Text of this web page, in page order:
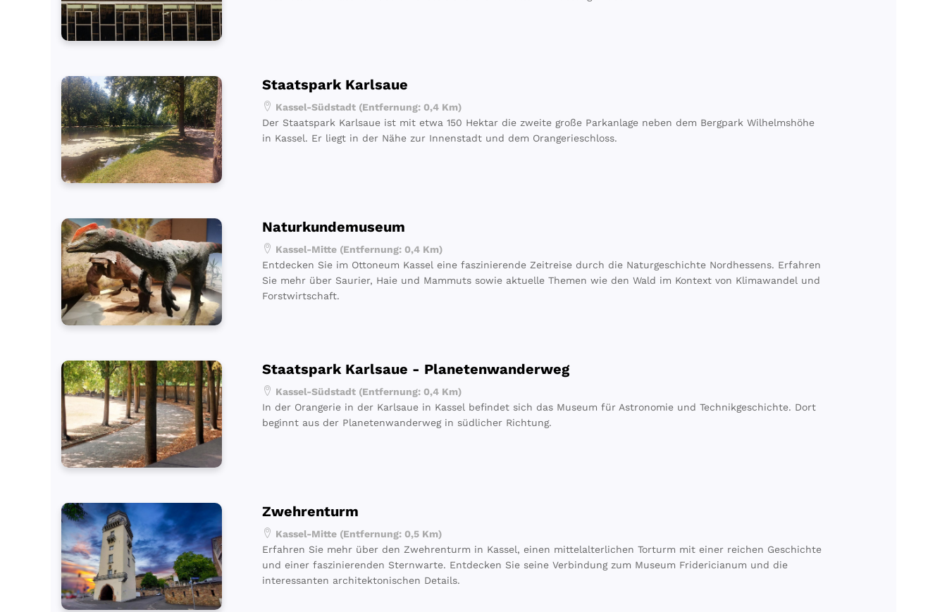
Staatspark Karlsaue
Kassel-Südstadt (Entfernung: 0,4 Km)
Der Staatspark Karlsaue ist mit etwa 150 Hektar die zweite große Parkanlage neben dem Bergpark Wilhelmshöhe
in Kassel. Er liegt in der Nähe zur Innenstadt und dem Orangerieschloss.
Naturkundemuseum
Kassel-Mitte (Entfernung: 0,4 Km)
Entdecken Sie im Ottoneum Kassel eine faszinierende Zeitreise durch die Naturgeschichte Nordhessens. Erfahren
Sie mehr über Saurier, Haie und Mammuts sowie aktuelle Themen wie den Wald im Kontext von Klimawandel und
Forstwirtschaft.
Staatspark Karlsaue - Planetenwanderweg
Kassel-Südstadt (Entfernung: 0,4 Km)
In der Orangerie in der Karlsaue in Kassel befindet sich das Museum für Astronomie und Technikgeschichte. Dort
beginnt aus der Planetenwanderweg in südlicher Richtung.
Zwehrenturm
Kassel-Mitte (Entfernung: 0,5 Km)
Erfahren Sie mehr über den Zwehrenturm in Kassel, einen mittelalterlichen Torturm mit einer reichen Geschichte
und einer faszinierenden Sternwarte. Entdecken Sie seine Verbindung zum Museum Fridericianum und die
interessanten architektonischen Details.